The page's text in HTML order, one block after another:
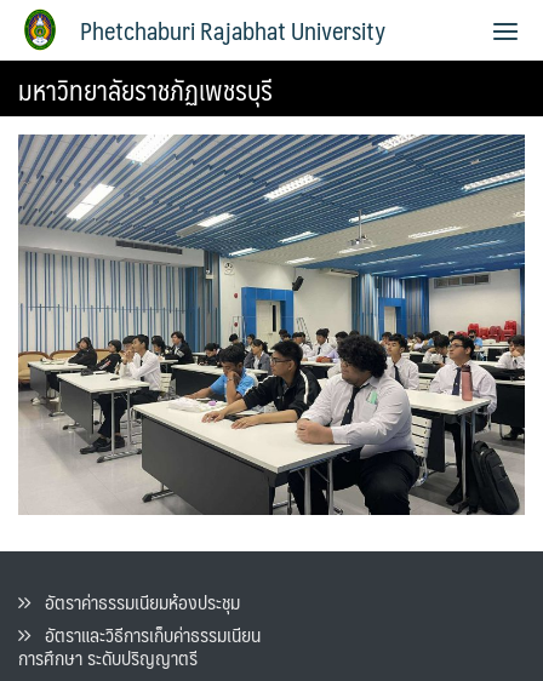
Phetchaburi Rajabhat University
มหาวิทยาลัยราชภัฏเพชรบุรี
อัตราค่าธรรมเนียมห้องประชุม
อัตราและวิธีการเก็บค่าธรรมเนียน
การศึกษา ระดับปริญญาตรี